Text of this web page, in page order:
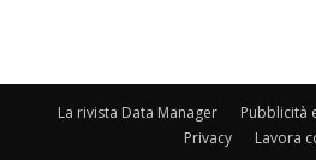
La rivista Data Manager Pubblicità
Privacy
Lavora